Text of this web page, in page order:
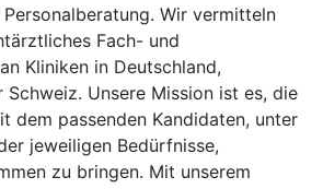
Wir vermitteln
Fach- und
Kliniken in Deutschland,
Schweiz. Unsere Mission ist es, die
dem passenden Kandidaten, unter
jeweiligen Bedürfnisse,
zu bringen. Mit unserem